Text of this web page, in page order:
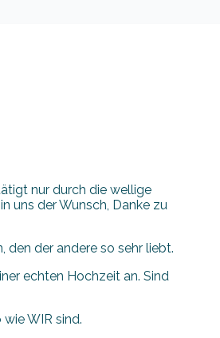
nur durch die wellige
uns der Wunsch, Danke zu
den der andere so sehr liebt.
echten Hochzeit an. Sind
WIR sind.